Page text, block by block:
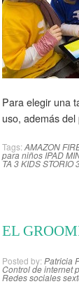
Para elegir una
uso, además
Tags: AMAZON
para niños IPAD
TA 3 KIDSSTORIO
EL
Posted by: Patricia
Control de internet
Redes sociales